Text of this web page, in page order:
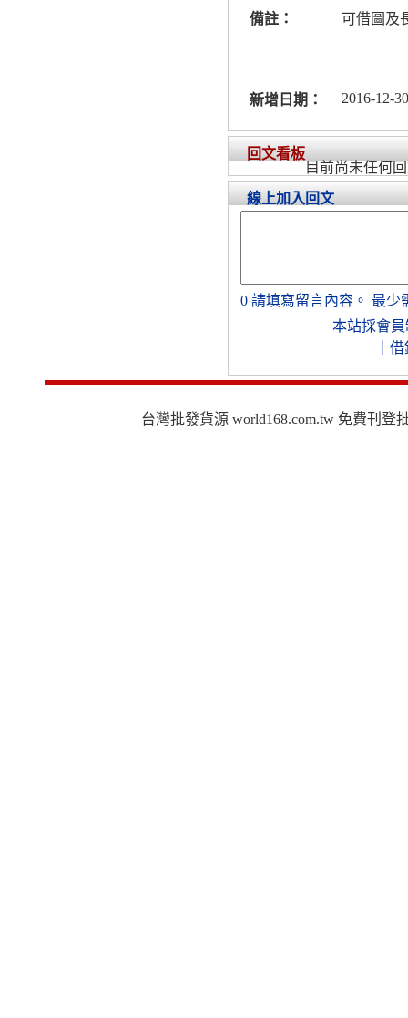
備註： 可借圖及
新增日期： 2016-12-
回文看板
目前尚未任何
線上加入回文
0 請填寫留言內容。 最少
本站採會員
借
台灣批發貨源 world168.com.tw 免費刊登